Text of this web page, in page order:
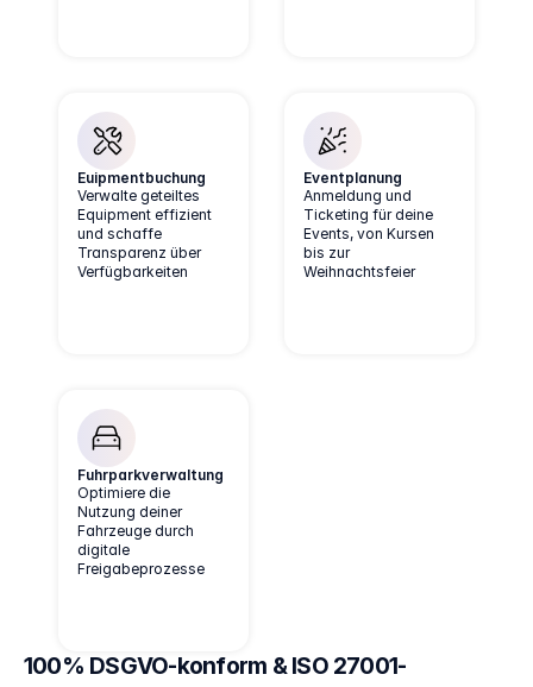
Euipmentbuchung
Verwalte geteiltes
Equipment effizient
und schaffe
Transparenz über
Verfügbarkeiten
Eventplanung
Anmeldung und
Ticketing für deine
Events, von Kursen
bis zur
Weihnachtsfeier
Fuhrparkverwaltung
Optimiere die
Nutzung deiner
Fahrzeuge durch
digitale
Freigabeprozesse
100% DSGVO-konform & ISO 27001-